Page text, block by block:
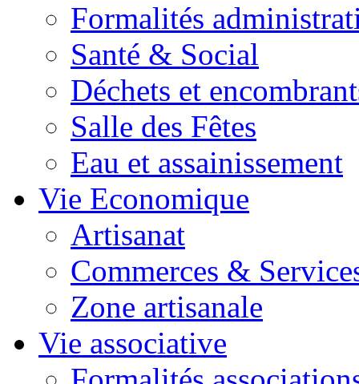
Formalités
Santé & Social
Déchets et
Salle des Fêtes
Eau et assainissement
Vie Economique
Artisanat
Commerces &
Zone artisanale
Vie associative